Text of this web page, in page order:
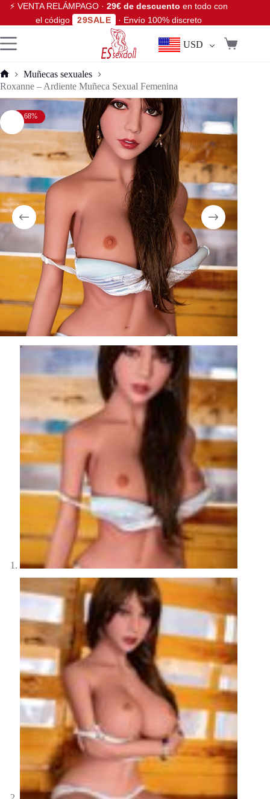
⚡ VENTA RELÁMPAGO ·29€ de descuento en todo con
el código
29SALE · Envío 100% discreto
USD
Muñecas sexuales
Roxanne – Ardiente Muñeca Sexual Femenina
- 68%